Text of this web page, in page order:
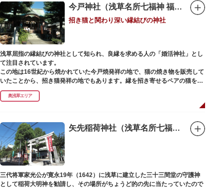
今戸神社（浅草名所七福神 福禄寿）
招き猫と関わり深い縁結びの神社
浅草屈指の縁結びの神社として知られ、良縁を求める人の「婚活神社」とし
て注目されています。
この地は16世紀から焼かれていた今戸焼発祥の地で、猫の焼き物を販売して
いたことから、招き猫発祥の地でもあります。縁を招き寄せるペアの猫をモ
チーフにした絵馬や御朱印帳も人気です。
1063（康平6）年、時の奥羽鎮守府源頼朝・義家父子が祈願し鎌倉の鶴ヶ丘
末に活躍した新選組沖田総司の終焉の地の碑も佇んでいます。また、浅草名
所七福神の福禄寿が祀られており、七福神詣りの参拝客でも賑わうスポット
です。
奥浅草エリア
矢先稲荷神社（浅草名所七福神 福禄寿）
三代将軍家光公が寛永19年（1642）に浅草に建立した三十三間堂の守護神
として稲荷大明神を勧請し、その場所がちょうど的の先に当たっていたので